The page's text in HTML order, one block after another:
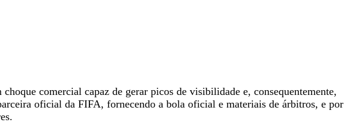
comercial capaz de gerar picos de visibilidade e, consequentemente,
oficial da FIFA, fornecendo a bola oficial e materiais de árbitros, e por